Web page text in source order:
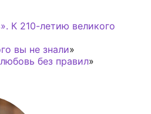
К 210-летию великого
вы не знали»
без правил»